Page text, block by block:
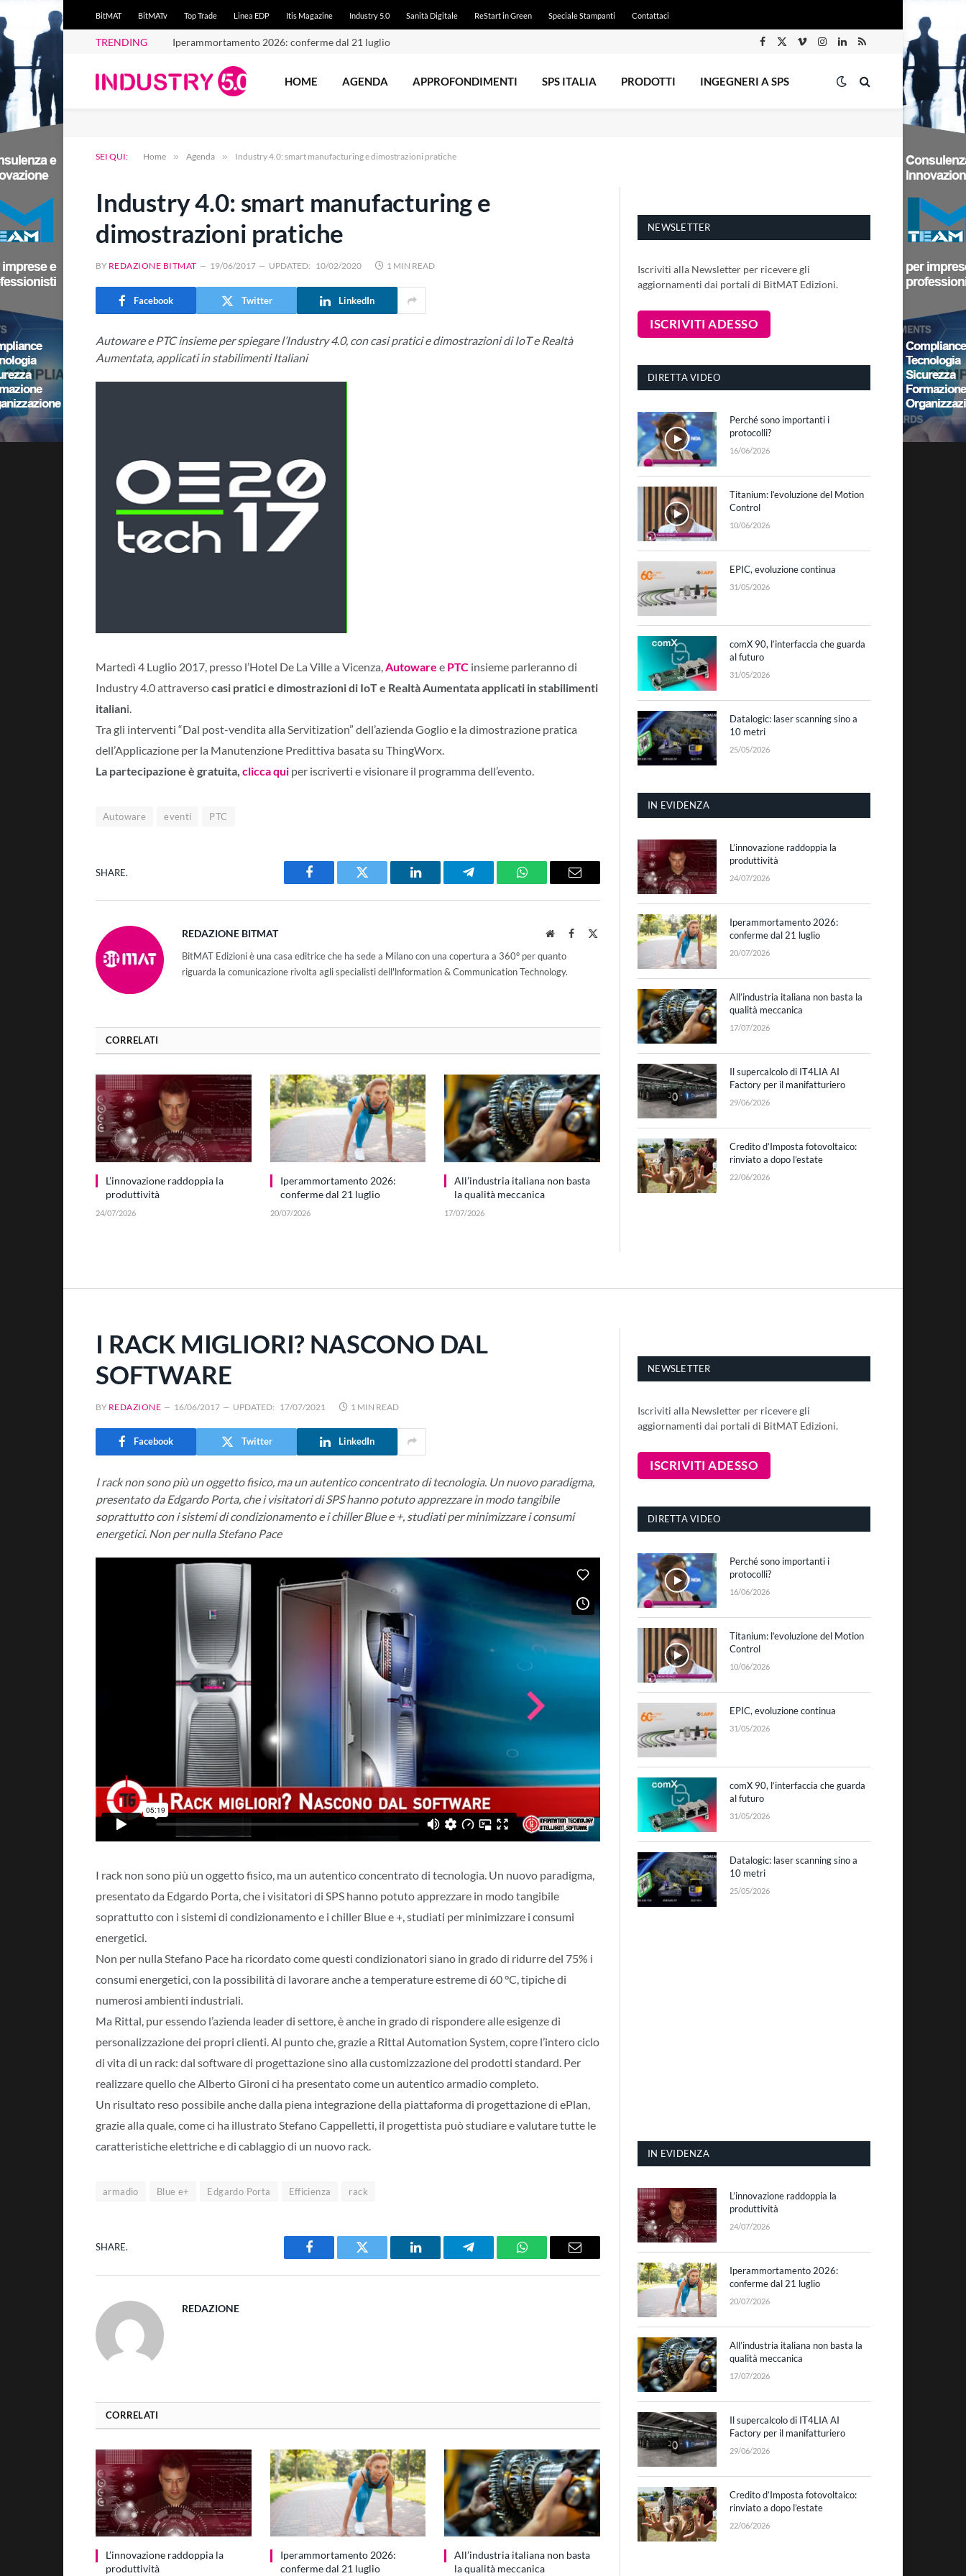
BitMAT BitMATv Top Trade Linea EDP Itis Magazine Industry 5.0 Sanità Digitale ReStart in Green Speciale Stampanti Contattaci
TRENDING Iperammortamento 2026: conferme dal 21 luglio
Facebook
X
VimeoInstagram
LinkedIn
RSS
HOME AGENDA APPROFONDIMENTI SPS ITALIA PRODOTTI INGEGNERI A SPS
SEI QUI: Home » Agenda » Industry 4.0: smart manufacturing e dimostrazioni pratiche
Industry 4.0: smart manufacturing e
dimostrazioni pratiche
BY REDAZIONE BITMAT 19/06/2017 UPDATED: 10/02/2020 1 MIN READ
Facebook Twitter LinkedIn
Autoware e PTC insieme per spiegare l’Industry 4.0, con casi pratici e dimostrazioni di IoT e Realtà
Aumentata, applicati in stabilimenti Italiani
Martedì 4 Luglio 2017, presso l’Hotel De La Ville a Vicenza,Autoware e PTC insieme parleranno di
Industry 4.0 attraversocasi pratici e dimostrazioni di IoT e Realtà Aumentata applicati in stabilimenti
italiani.
Tra gli interventi “Dal post-vendita alla Servitization” dell’azienda Goglio e la dimostrazione pratica
dell’Applicazione per la Manutenzione Predittiva basata su ThingWorx.
La partecipazione è gratuita, clicca qui per iscriverti e visionare il programma dell’evento.
Autoware eventi PTC
SHARE.
Facebook Twitter LinkedIn Telegram WhatsAppEmail
REDAZIONE BITMAT WebsiteFacebook
BitMAT Edizioni è una casa editrice che ha sede a Milano con una copertura a 360° per quanto
riguarda la comunicazione rivolta agli specialisti dell'lnformation & Communication Technology.
CORRELATI
L’innovazione raddoppia la
produttività
24/07/2026
Iperammortamento 2026:
conferme dal 21 luglio
20/07/2026
All’industria italiana non basta
la qualità meccanica
17/07/2026
NEWSLETTER
Iscriviti alla Newsletter per ricevere gli
aggiornamenti dai portali di BitMAT Edizioni.
DIRETTA VIDEO
Perché sono importanti i
protocolli?
16/06/2026
Titanium: l’evoluzione del Motion
Control
10/06/2026
EPIC, evoluzione continua
31/05/2026
comX 90, l’interfaccia che guarda
al futuro
31/05/2026
Datalogic: laser scanning sino a
10 metri
25/05/2026
IN EVIDENZA
L’innovazione raddoppia la
produttività
24/07/2026
Iperammortamento 2026:
conferme dal 21 luglio
20/07/2026
All’industria italiana non basta la
qualità meccanica
17/07/2026
Il supercalcolo di IT4LIA AI
Factory per il manifatturiero
29/06/2026
Credito d’Imposta fotovoltaico:
rinviato a dopo l’estate
22/06/2026
I RACK MIGLIORI? NASCONO DAL
SOFTWARE
BY REDAZIONE 16/06/2017 UPDATED: 17/07/2021 1 MIN READ
Facebook Twitter LinkedIn
I rack non sono più un oggetto fisico, ma un autentico concentrato di tecnologia. Un nuovo paradigma,
presentato da Edgardo Porta, che i visitatori di SPS hanno potuto apprezzare in modo tangibile
soprattutto con i sistemi di condizionamento e i chiller Blue e +, studiati per minimizzare i consumi
energetici. Non per nulla Stefano Pace
I rack non sono più un oggetto fisico, ma un autentico concentrato di tecnologia. Un nuovo paradigma,
presentato da Edgardo Porta, che i visitatori di SPS hanno potuto apprezzare in modo tangibile
soprattutto con i sistemi di condizionamento e i chiller Blue e +, studiati per minimizzare i consumi
energetici.
Non per nulla Stefano Pace ha ricordato come questi condizionatori siano in grado di ridurre del 75% i
consumi energetici, con la possibilità di lavorare anche a temperature estreme di 60 °C, tipiche di
numerosi ambienti industriali.
Ma Rittal, pur essendo l’azienda leader di settore, è anche in grado di rispondere alle esigenze di
personalizzazione dei propri clienti. Al punto che, grazie a Rittal Automation System, copre l’intero ciclo
di vita di un rack: dal software di progettazione sino alla customizzazione dei prodotti standard. Per
realizzare quello che Alberto Gironi ci ha presentato come un autentico armadio completo.
Un risultato reso possibile anche dalla piena integrazione della piattaforma di progettazione di ePlan,
grazie alla quale, come ci ha illustrato Stefano Cappelletti, il progettista può studiare e valutare tutte le
caratteristiche elettriche e di cablaggio di un nuovo rack.
armadio Blue e+ Edgardo Porta Efficienza rack
SHARE.
Facebook Twitter LinkedIn Telegram WhatsAppEmail
REDAZIONE
CORRELATI
L’innovazione raddoppia la
produttività
Iperammortamento 2026:
conferme dal 21 luglio
All’industria italiana non basta
la qualità meccanica
NEWSLETTER
Iscriviti alla Newsletter per ricevere gli
aggiornamenti dai portali di BitMAT Edizioni.
DIRETTA VIDEO
Perché sono importanti i
protocolli?
16/06/2026
Titanium: l’evoluzione del Motion
Control
10/06/2026
EPIC, evoluzione continua
31/05/2026
comX 90, l’interfaccia che guarda
al futuro
31/05/2026
Datalogic: laser scanning sino a
10 metri
25/05/2026
IN EVIDENZA
L’innovazione raddoppia la
produttività
24/07/2026
Iperammortamento 2026:
conferme dal 21 luglio
20/07/2026
All’industria italiana non basta la
qualità meccanica
17/07/2026
Il supercalcolo di IT4LIA AI
Factory per il manifatturiero
29/06/2026
Credito d’Imposta fotovoltaico:
rinviato a dopo l’estate
22/06/2026